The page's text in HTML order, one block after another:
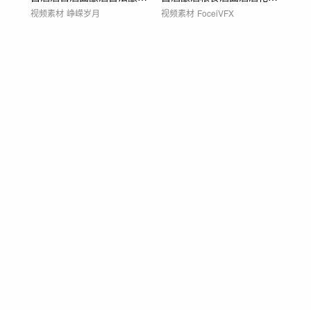
视频素材 峥嵘岁月 视频素材 FoceiVFX